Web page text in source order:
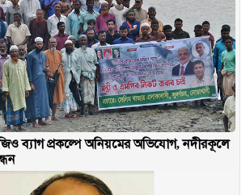
ব্যাগ প্রকল্পে অনিয়মের অভিযোগ, নদীরকূলে